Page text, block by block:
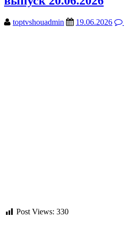
toptvshouadmin 19.06.2026
Post Views: 330